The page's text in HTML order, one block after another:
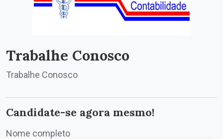
Trabalhe Conosco
Trabalhe Conosco
Candidate-se agora mesmo!
Nome completo